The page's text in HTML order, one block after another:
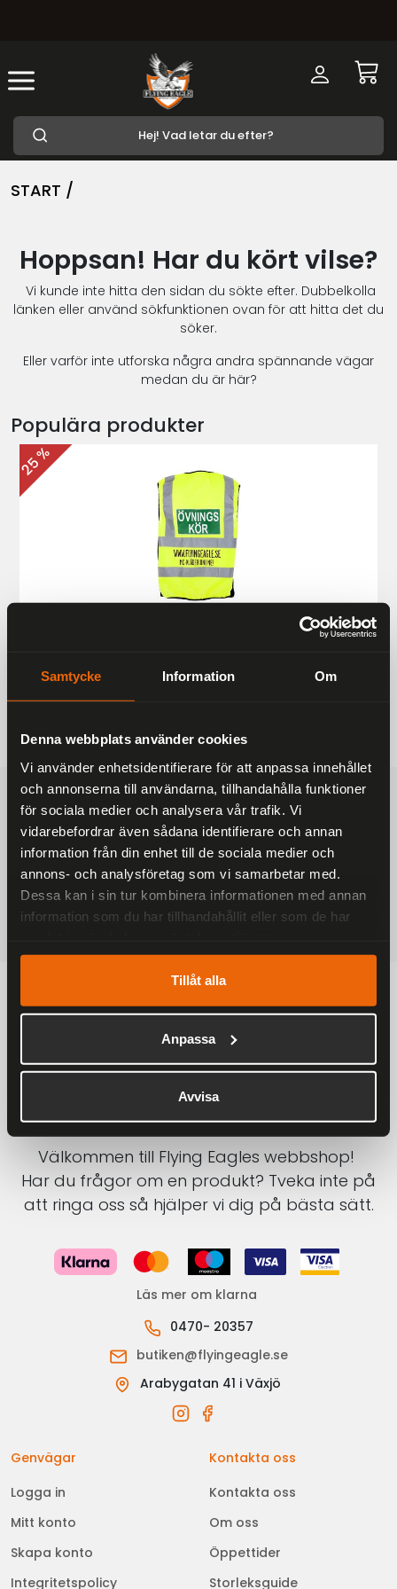
Samtycke Information Om
Denna webbplats använder cookies
Vi använder enhetsidentifierare för att anpassa innehållet
och annonserna till användarna, tillhandahålla funktioner
för sociala medier och analysera vår trafik. Vi
vidarebefordrar även sådana identifierare och annan
information från din enhet till de sociala medier och
annons- och analysföretag som vi samarbetar med.
Dessa kan i sin tur kombinera informationen med annan
information som du har tillhandahållit eller som de har
Tillåt alla
Anpassa
Avvisa
START /
Hoppsan! Har du kört vilse?
Vi kunde inte hitta den sidan du sökte efter. Dubbelkolla
länken eller använd sökfunktionen ovan för att hitta det du
söker.
Eller varför inte utforska några andra spännande vägar
medan du är här?
Populära produkter
25 %
187 kr
249 kr
FRAKTFRITT
På alla ordrar över 2000 kr
1-3 DAGAR LEVERANS
Inom Sverige med DHL
SÄKRA BETALNINGAR
Betalkort, Klarna eller Swish
Välkommen till Flying Eagles webbshop!
Har du frågor om en produkt? Tveka inte på
att ringa oss så hjälper vi dig på bästa sätt.
Läs mer om klarna
0470- 20357
butiken@flyingeagle.se
Arabygatan 41 i Växjö
Genvägar
Logga in
Mitt konto
Skapa konto
Integritetspolicy
Kontakta oss
Kontakta oss
Om oss
Öppettider
Storleksguide